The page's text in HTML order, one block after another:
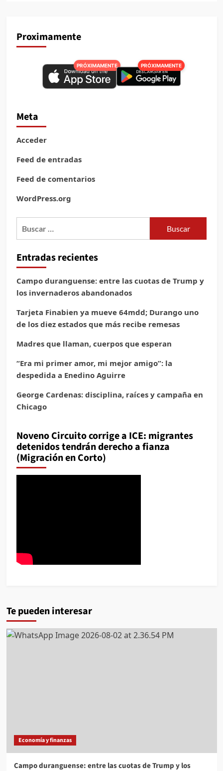
Proximamente
PRÓXIMAMENTE PRÓXIMAMENTE
Meta
Acceder
Feed de entradas
Feed de comentarios
WordPress.org
Entradas recientes
Campo duranguense: entre las cuotas de Trump y
los invernaderos abandonados
Tarjeta Finabien ya mueve 64mdd; Durango uno
de los diez estados que más recibe remesas
Madres que llaman, cuerpos que esperan
“Era mi primer amor, mi mejor amigo”: la
despedida a Enedino Aguirre
George Cardenas: disciplina, raíces y campaña en
Chicago
Noveno Circuito corrige a ICE: migrantes
detenidos tendrán derecho a fianza
(Migración en Corto)
Te pueden interesar
Economía y finanzas
Campo duranguense: entre las cuotas de Trump y los